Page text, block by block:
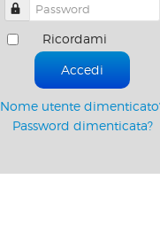
Password
Ricordami
Accedi
Nome utente
Password dimenticata?